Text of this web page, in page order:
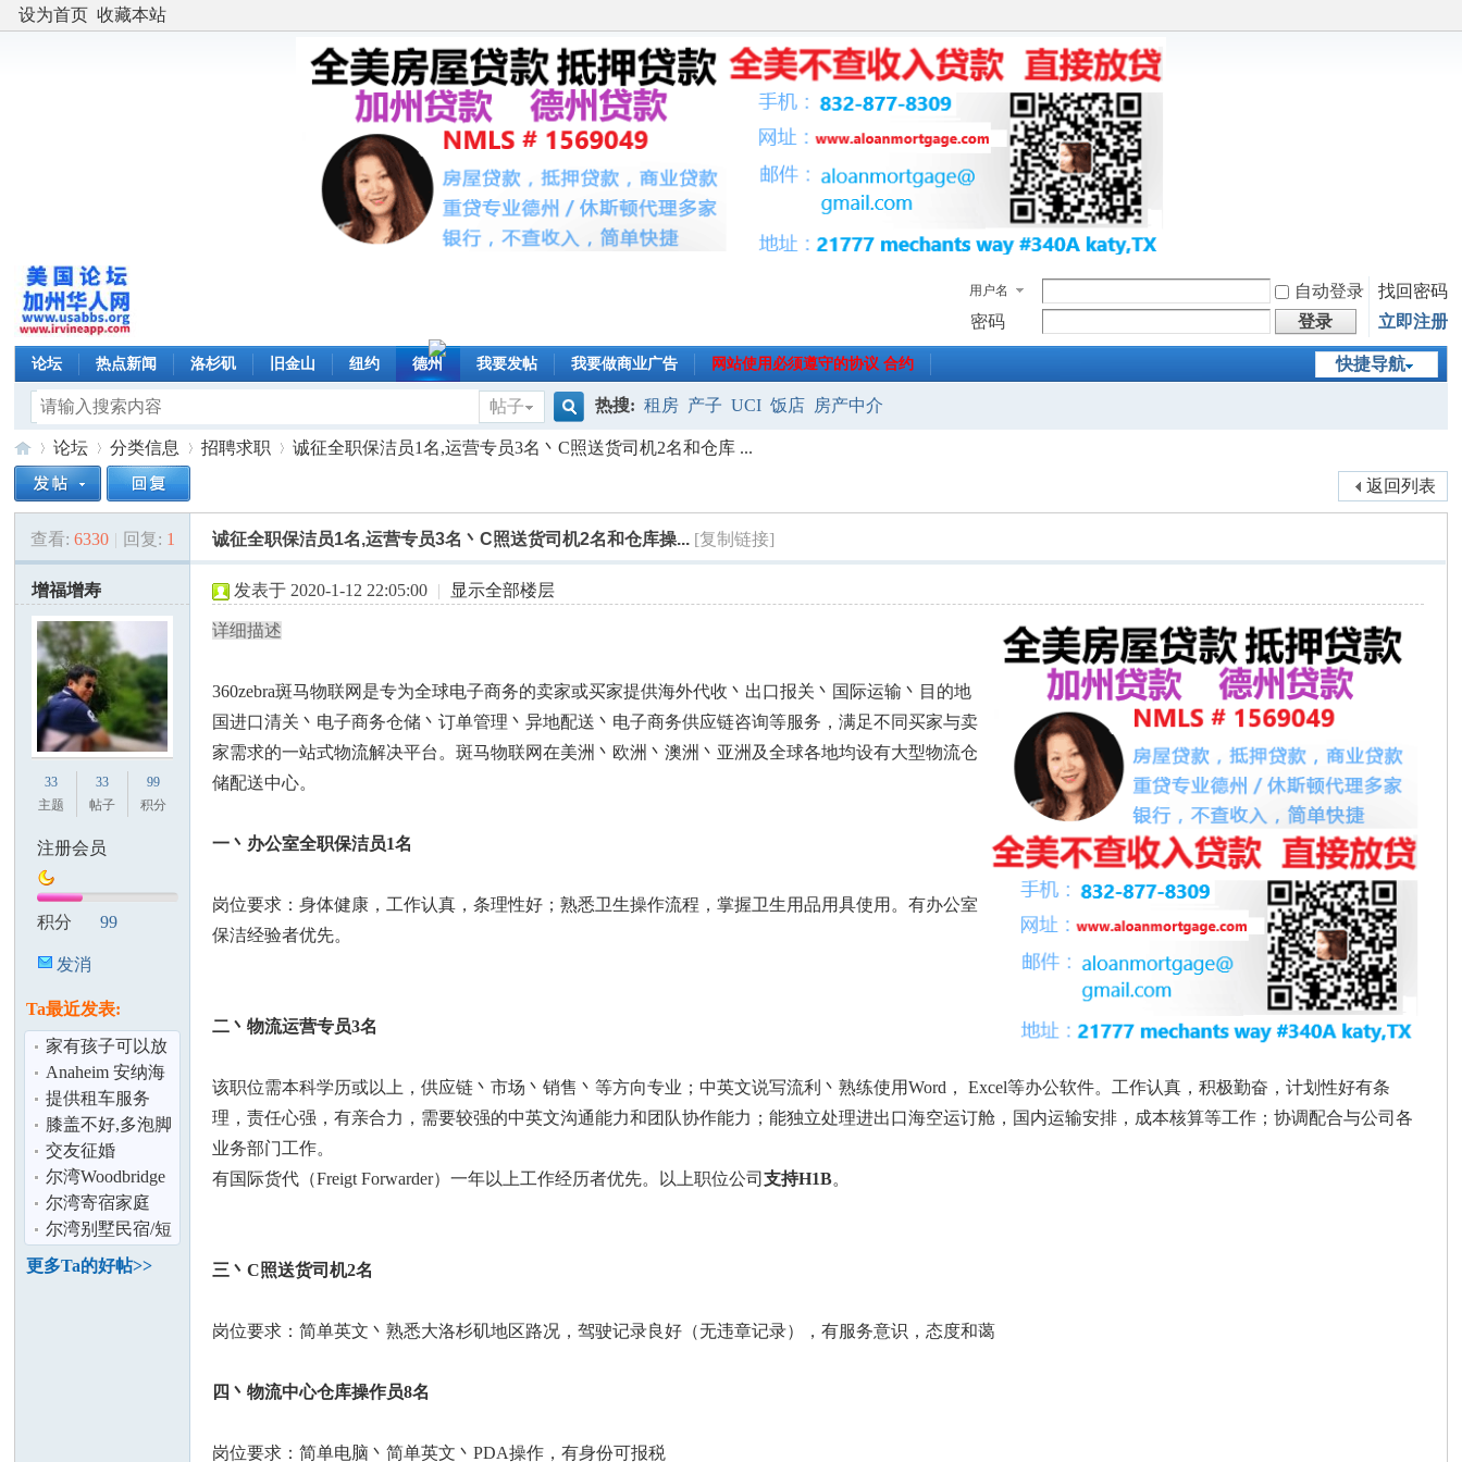
设为首页 收藏本站
用户名 自动登录
找回密码
密码
登录 立即注册
快捷导航
论坛 热点新闻 洛杉矶 旧金山 纽约 德州 我要发帖 我要做商业广告 网站使用必须遵守的协议 合约
帖子
搜
索
热搜: 租房 产子 UCI 饭店 房产中介
美
国
»
论坛
›
分类信息 招聘求职
›
诚征全职保洁员1名,运营专员3名丶C照送货司机2名和仓库 ...
返回列表
查看: 6330 | 回复: 1 诚征全职保洁员1名,运营专员3名丶C照送货司机2名和仓库操... [复制链接]
增福增寿
33
主题
33
帖子
99
积分
注册会员
积分 99
发消
Ta最近发表:
家有孩子可以放
心托管
Anaheim 安纳海
姆 3房3.5浴 近大
华超市 拎
提供租车服务
膝盖不好,多泡脚
交友征婚
尔湾Woodbridge
好环境寄宿家庭
尔湾寄宿家庭
尔湾别墅民宿/短
租/同期只接待1
位妈妈/待产
更多Ta的好帖>>
发表于 2020-1-12 22:05:00 | 显示全部楼层
详细描述
360zebra斑马物联网是专为全球电子商务的卖家或买家提供海外代收丶出口报关丶国际运输丶目的地
国进口清关丶电子商务仓储丶订单管理丶异地配送丶电子商务供应链咨询等服务，满足不同买家与卖
家需求的一站式物流解决平台。斑马物联网在美洲丶欧洲丶澳洲丶亚洲及全球各地均设有大型物流仓
储配送中心。
一丶办公室全职保洁员1名
岗位要求：身体健康，工作认真，条理性好；熟悉卫生操作流程，掌握卫生用品用具使用。有办公室
保洁经验者优先。
二丶物流运营专员3名
该职位需本科学历或以上，供应链丶市场丶销售丶等方向专业；中英文说写流利丶熟练使用Word， Excel等办公软件。工作认真，积极勤奋，计划性好有条
理，责任心强，有亲合力，需要较强的中英文沟通能力和团队协作能力；能独立处理进出口海空运订舱，国内运输安排，成本核算等工作；协调配合与公司各
业务部门工作。
有国际货代（Freigt Forwarder）一年以上工作经历者优先。以上职位公司支持H1B。
三丶C照送货司机2名
岗位要求：简单英文丶熟悉大洛杉矶地区路况，驾驶记录良好（无违章记录），有服务意识，态度和蔼
四丶物流中心仓库操作员8名
岗位要求：简单电脑丶简单英文丶PDA操作，有身份可报税